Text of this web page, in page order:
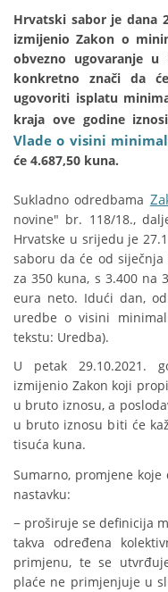
Hrvatski sabor je dana
izmijenio Zakon o
obvezno ugovaranje
konkretno znači da
ugovoriti isplatu
kraja ove godine
Vlade o visini
će 4.687,50 kuna.
Sukladno odredbama
novine" br. 118/18.,
Hrvatske u srijedu je
saboru da će od
za 350 kuna, s 3.400 na
eura neto. Idući dan,
uredbe o visini
tekstu: Uredba).
U petak 29.10.2021.
izmijenio Zakon koji
u bruto iznosu, a
u bruto iznosu biti će
tisuća kuna.
Sumarno, promjene
nastavku:
− proširuje se definicija
takva određena
primjenu, te se
plaće ne primjenjuje u